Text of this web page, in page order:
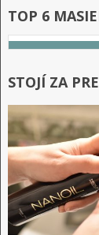
TOP 6
STOJÍ ZA